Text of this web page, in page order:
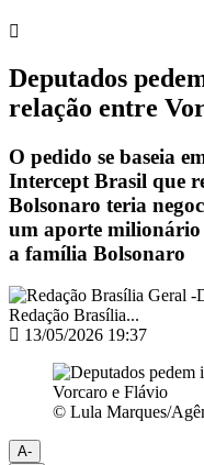
Deputados
relação entre
O pedido se baseia
Intercept Brasil que
Bolsonaro teria
um aporte
a família Bolsonaro
Redação Brasília...
13/05/2026 19:37
© Lula Marques/
A-